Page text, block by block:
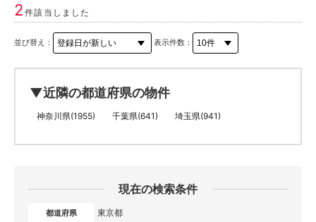
2件該当しました
並び替え： 表示件数：
▼近隣の都道府県の物件
神奈川県(1955) 千葉県(641) 埼玉県(941)
現在の検索条件
都道府県 東京都